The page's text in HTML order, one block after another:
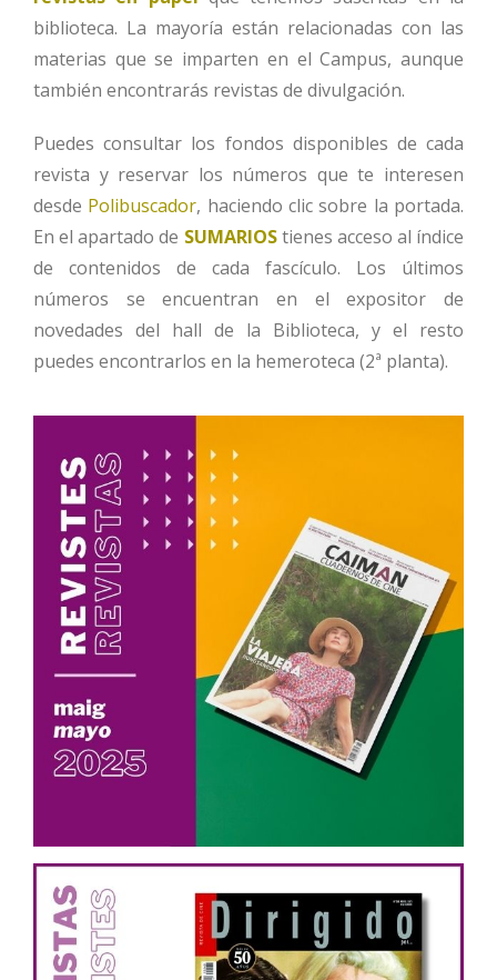
biblioteca. La mayoría están relacionadas con las
materias que se imparten en el Campus, aunque
también encontrarás revistas de divulgación.
Puedes consultar los fondos disponibles de cada
revista y reservar los números que te interesen
desde Polibuscador, haciendo clic sobre la portada.
En el apartado de SUMARIOS tienes acceso al índice
de contenidos de cada fascículo. Los últimos
números se encuentran en el expositor de
novedades del hall de la Biblioteca, y el resto
puedes encontrarlos en la hemeroteca (2ª planta).